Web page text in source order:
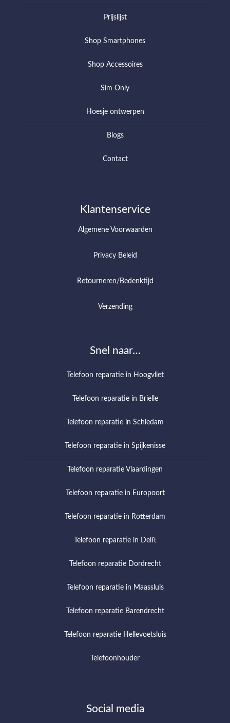
Prijslijst
Shop Smartphones
Shop Accessoires
Sim Only
Hoesje ontwerpen
Blogs
Contact
Klantenservice
Algemene Voorwaarden
Privacy Beleid
Retourneren/Bedenktijd
Verzending
Snel naar…
Telefoon reparatie in Hoogvliet
Telefoon reparatie in Brielle
Telefoon reparatie in Schiedam
Telefoon reparatie in Spijkenisse
Telefoon reparatie Vlaardingen
Telefoon reparatie in Europoort
Telefoon reparatie in Rotterdam
Telefoon reparatie in Delft
Telefoon reparatie Dordrecht
Telefoon reparatie in Maassluis
Telefoon reparatie Barendrecht
Telefoon reparatie Hellevoetsluis
Telefoonhouder
Social media